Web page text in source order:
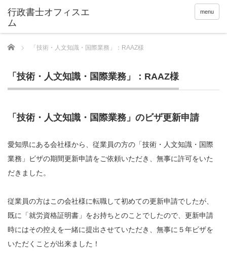
menu
Home 「技術・人文知識・国際業務」：RAAZ様
「技術・人文知識・国際業務」：RAAZ様
「技術・人文知識・国際業務」のビザ更新申請
愛知県にある会社様から、従業員の方の「技術・人文知識・国際
業務」ビザの期間更新申請をご依頼いただき、無事に許可をいた
だきました。
従業員の方はこの会社様に転職して初めての更新申請でしたが、
既に「就労資格証明書」をお持ちとのことでしたので、更新申請
時にはその控えを一緒に提出させていただき、無事に５年ビザを
いただくことが出来ました！